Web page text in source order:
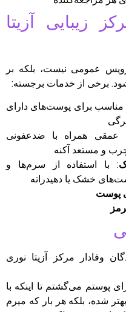
زیبایی آزیتا
عمومی نیست، بلکه بر
برخی از خدمات برجسته:
مناسب برای پوست‌های دارای
عمقی همراه با ضدعفونی
و مستعد آکنه
: با استفاده از سرم‌ها و
خشک یا دهیدراته
پوست
وفادار مرکز آزیتا نوری
پوستم می‌گشتم تا اینکه با
شده، بلکه هر بار که میرم